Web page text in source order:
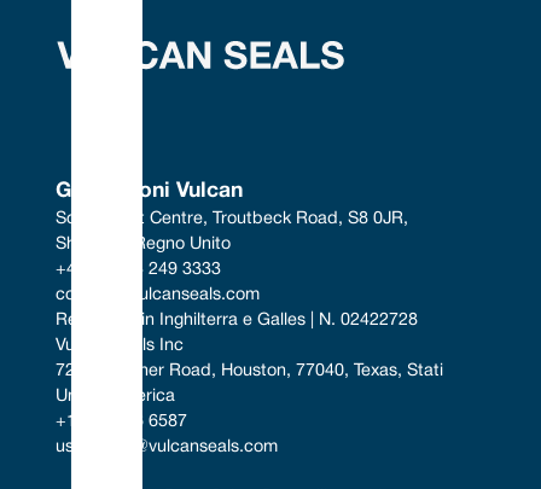
Guarnizioni Vulcan
South West Centre, Troutbeck Road, S8 0JR,
Sheffield, Regno Unito
+44 (0) 114 249 3333
contact@vulcanseals.com
Registrato in Inghilterra e Galles | N. 02422728
Vulcan Seals Inc
7221 Gessner Road, Houston, 77040, Texas, Stati
Uniti d'America
+1 346 856 6587
uscontact@vulcanseals.com